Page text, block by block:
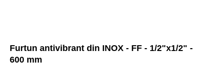
Furtun antivibrant din INOX - FF - 1/2"x1/2" -
600 mm